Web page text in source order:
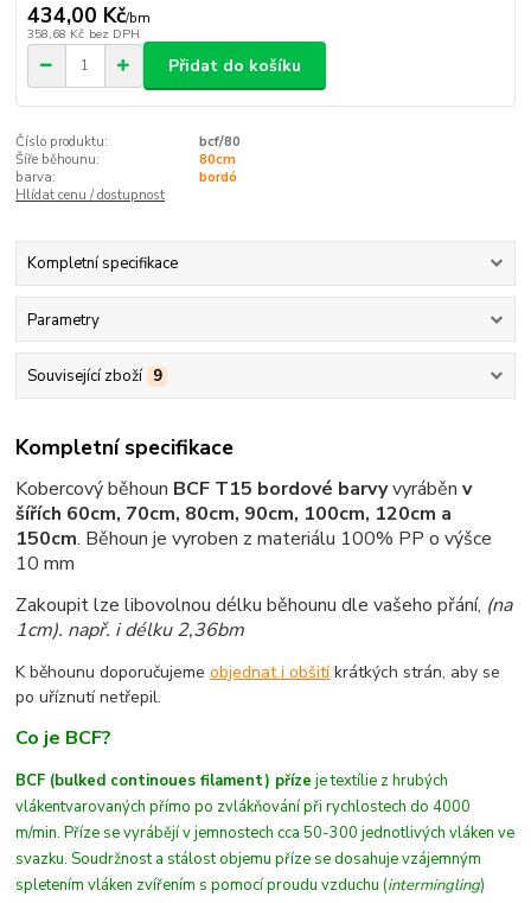
434,00 Kč/bm
358,68 Kč bez DPH
Přidat do košíku
Číslo produktu:
bcf/80
Šíře běhounu:
80cm
barva:
bordó
Hlídat cenu / dostupnost
Kompletní specifikace
Parametry
Související zboží 9
Kompletní specifikace
Kobercový běhoun BCF T15 bordové barvyvyráběnv
šířích 60cm, 70cm, 80cm, 90cm, 100cm, 120cm a
150cm. Běhoun je vyroben z materiálu 100% PP o výšce
10 mm
Zakoupit lze libovolnou délku běhounu dle vašeho přání, (na
1cm). např. i délku 2,36bm
K běhounu doporučujemeobjednat i obšitíkrátkých strán, aby se
po uříznutí netřepil.
Co je BCF?
BCF (bulked continoues filament) příze je textílie z hrubých
vlákentvarovanýchpřímo po zvlákňování při rychlostech do 4000
m/min. Příze se vyrábějí v jemnostech cca 50-300 jednotlivých vláken ve
svazku. Soudržnost a stálost objemu příze se dosahuje vzájemným
spletením vláken zvířením s pomocí proudu vzduchu (intermingling)